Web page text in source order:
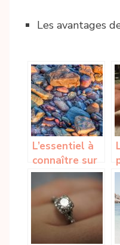
Les avantages
L’essentiel à
connaître sur
les pierres
naturelles et
leurs bienfaits